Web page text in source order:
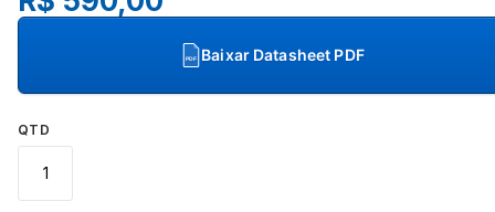
da
imagens
PDF Baixar Datasheet PDF
QTD